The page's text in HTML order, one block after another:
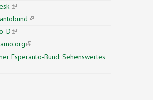
(link is external)
(link is external)
(link is external)
(link is external)
Esperanto-Bund: Sehenswertes